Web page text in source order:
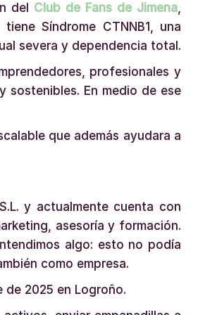
del Club de Fans de Jimena,
Síndrome CTNNB1, una
severa y dependencia total.
profesionales y
sostenibles. En medio de ese
que además ayudara a
y actualmente cuenta con
asesoría y formación.
algo: esto no podía
como empresa.
de 2025 en Logroño.